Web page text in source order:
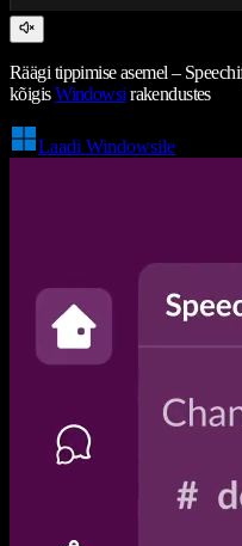
Räägi tippimise asemel –
kõigisWindowsi rakendustes
Laadi Windowsile